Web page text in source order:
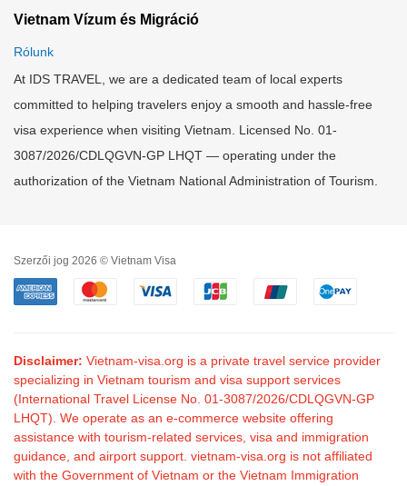
Vietnam Vízum és Migráció
Rólunk
At IDS TRAVEL, we are a dedicated team of local experts
committed to helping travelers enjoy a smooth and hassle-free
visa experience when visiting Vietnam. Licensed No. 01-
3087/2026/CDLQGVN-GP LHQT — operating under the
authorization of the Vietnam National Administration of Tourism.
Szerzői jog 2026 © Vietnam Visa
Disclaimer: Vietnam-visa.org is a private travel service provider
specializing in Vietnam tourism and visa support services
(International Travel License No. 01-3087/2026/CDLQGVN-GP
LHQT). We operate as an e-commerce website offering
assistance with tourism-related services, visa and immigration
guidance, and airport support. vietnam-visa.org is not affiliated
with the Government of Vietnam or the Vietnam Immigration